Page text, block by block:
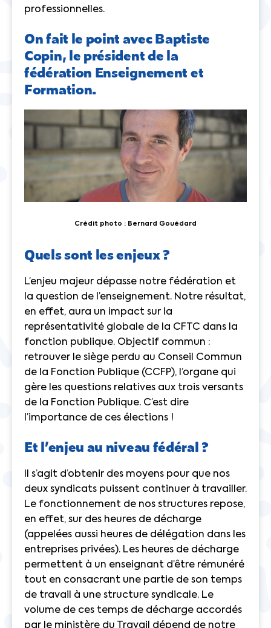
professionnelles.
On fait le point avec Baptiste
Copin, le président de la
fédération Enseignement et
Formation.
Crédit photo : Bernard Gouédard
Quels sont les enjeux ?
L’enjeu majeur dépasse notre fédération et
la question de l’enseignement. Notre résultat,
en effet, aura un impact sur la
représentativité globale de la CFTC dans la
fonction publique. Objectif commun :
retrouver le siège perdu au Conseil Commun
de la Fonction Publique (CCFP), l’organe qui
gère les questions relatives aux trois versants
de la Fonction Publique. C’est dire
l’importance de ces élections !
Et l’enjeu au niveau fédéral ?
Il s’agit d’obtenir des moyens pour que nos
deux syndicats puissent continuer à travailler.
Le fonctionnement de nos structures repose,
en effet, sur des heures de décharge
(appelées aussi heures de délégation dans les
entreprises privées). Les heures de décharge
permettent à un enseignant d’être rémunéré
tout en consacrant une partie de son temps
de travail à une structure syndicale. Le
volume de ces temps de décharge accordés
par le ministère du Travail dépend de notre